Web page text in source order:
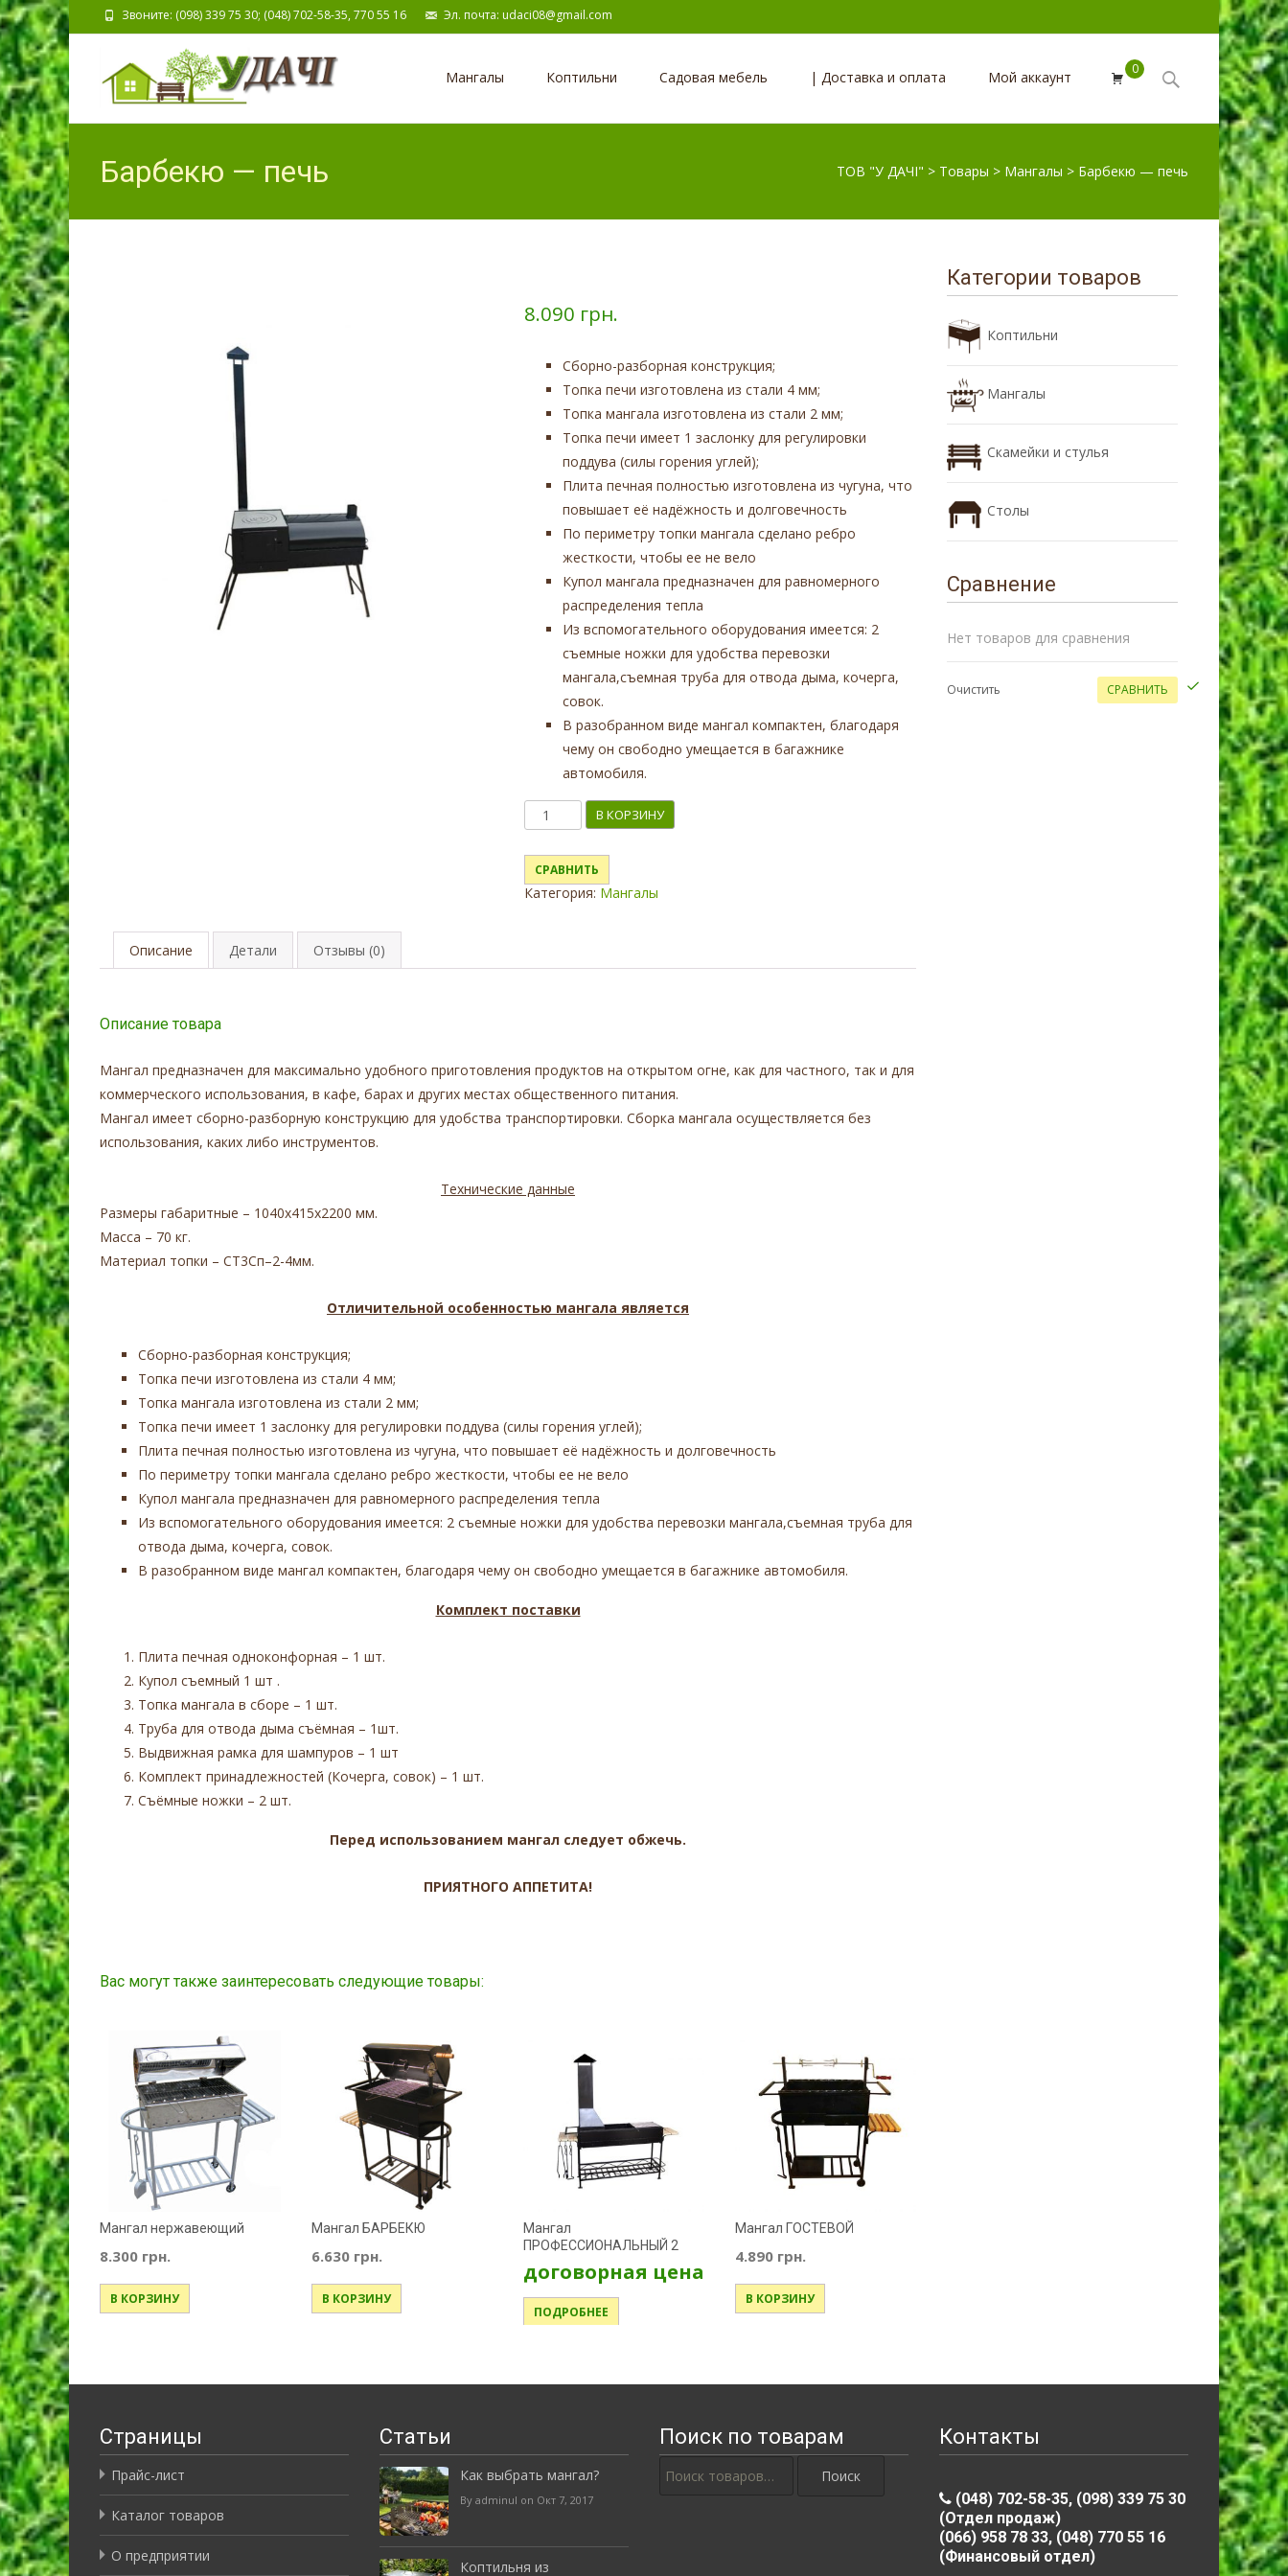
Звоните: (098) 339 75 30; (048) 702-58-35, 770 55 16 Эл. почта: udaci08@gmail.com
Мангалы
Коптильни Садовая мебель | Доставка и оплата Мой аккаунт 0
Поиск
Барбекю — печь ТОВ "У ДАЧI" > Товары > Мангалы > Барбекю — печь
8.090 грн.
Сборно-разборная конструкция;
Топка печи изготовлена из стали 4 мм;
Топка мангала изготовлена из стали 2 мм;
Топка печи имеет 1 заслонку для регулировки
поддува (силы горения углей);
Плита печная полностью изготовлена из чугуна, что
повышает её надёжность и долговечность
По периметру топки мангала сделано ребро
жесткости, чтобы ее не вело
Купол мангала предназначен для равномерного
распределения тепла
Из вспомогательного оборудования имеется: 2
съемные ножки для удобства перевозки
мангала,съемная труба для отвода дыма, кочерга,
совок.
В разобранном виде мангал компактен, благодаря
чему он свободно умещается в багажнике
автомобиля.
КоличествоВ КОРЗИНУ
СРАВНИТЬ
Категория: Мангалы
Описание Детали Отзывы (0)
Описание товара
Мангал предназначен для максимально удобного приготовления продуктов на открытом огне, как для частного, так и для
коммерческого использования, в кафе, барах и других местах общественного питания.
Мангал имеет сборно-разборную конструкцию для удобства транспортировки. Сборка мангала осуществляется без
использования, каких либо инструментов.
Технические данные
Размеры габаритные – 1040х415х2200 мм.
Масса – 70 кг.
Материал топки – СТ3Сп–2-4мм.
Отличительной особенностью мангала является
Сборно-разборная конструкция;
Топка печи изготовлена из стали 4 мм;
Топка мангала изготовлена из стали 2 мм;
Топка печи имеет 1 заслонку для регулировки поддува (силы горения углей);
Плита печная полностью изготовлена из чугуна, что повышает её надёжность и долговечность
По периметру топки мангала сделано ребро жесткости, чтобы ее не вело
Купол мангала предназначен для равномерного распределения тепла
Из вспомогательного оборудования имеется: 2 съемные ножки для удобства перевозки мангала,съемная труба для
отвода дыма, кочерга, совок.
В разобранном виде мангал компактен, благодаря чему он свободно умещается в багажнике автомобиля.
Комплект поставки
Плита печная одноконфорная – 1 шт.
Купол съемный 1 шт .
Топка мангала в сборе – 1 шт.
Труба для отвода дыма съёмная – 1шт.
Выдвижная рамка для шампуров – 1 шт
Комплект принадлежностей (Кочерга, совок) – 1 шт.
Съёмные ножки – 2 шт.
Перед использованием мангал следует обжечь.
ПРИЯТНОГО АППЕТИТА!
Вас могут также заинтересовать следующие товары:
Мангал нержавеющий
8.300 грн.
В КОРЗИНУ
Мангал БАРБЕКЮ
6.630 грн.
В КОРЗИНУ
Мангал
ПРОФЕССИОНАЛЬНЫЙ 2
договорная цена
ПОДРОБНЕЕ
Мангал ГОСТЕВОЙ
4.890 грн.
В КОРЗИНУ
ПОДРОБНЕЕ
Категории товаров
Коптильни
Мангалы
Скамейки и стулья
Столы
Сравнение
Нет товаров для сравнения
Очистить СРАВНИТЬ
Страницы
Прайс-лист
Каталог товаров
О предприятии
Статьи
Как выбрать мангал?
By adminul on Окт 7, 2017
Коптильня из
Поиск по товарам Контакты
(048) 702-58-35, (098) 339 75 30
(Отдел продаж)
(066) 958 78 33, (048) 770 55 16
(Финансовый отдел)